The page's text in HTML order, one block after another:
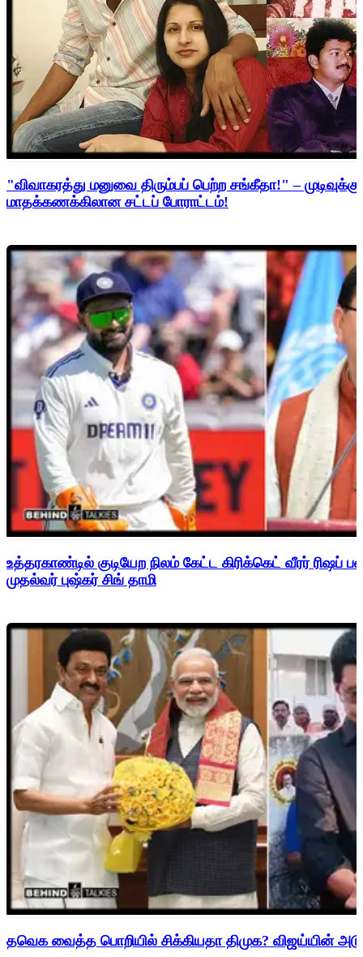
"விவாகரத்து மனுவை திரும்பப் பெற்ற சங்கீதா!" –
மாதக்கணக்கிலான சட்டப் போராட்டம்!
உத்தரகாண்டில் குடியேற நிலம் கேட்ட கிரிக்கெட் வீரர்
முதல்வர் புஷ்கர் சிங் தாமி
தவெக வைத்த பொறியில் சிக்கியதா திமுக? விஜய்யின்